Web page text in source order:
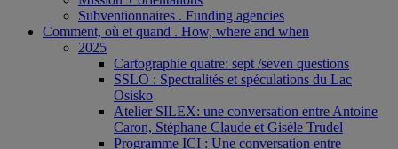
Subventionnaires . Funding agencies
Comment, où et quand . How, where and when
2025
Cartographie quatre: sept /seven questions
SSLO : Spectralités et spéculations du Lac
Osisko
Atelier SILEX: une conversation entre Antoine
Caron, Stéphane Claude et Gisèle Trudel
Programme ICI : Une conversation entre